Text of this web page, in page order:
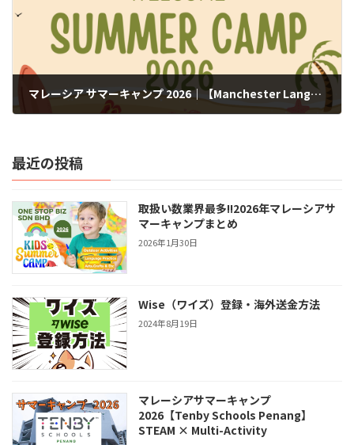
マレーシア サマーキャンプ 2026｜【Manchester Language Center】ピアソン教材で学ぶ本格英語キャンプ！
最近の投稿
取扱い数業界最多!!2026年マレーシアサ
マーキャンプまとめ
2026年1月30日
Wise（ワイズ）登録・海外送金方法
2024年8月19日
マレーシアサマーキャンプ
2026【Tenby Schools Penang】
STEAM × Multi-Activity